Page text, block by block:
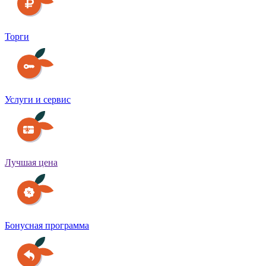
Торги
Услуги и сервис
Лучшая цена
Бонусная программа